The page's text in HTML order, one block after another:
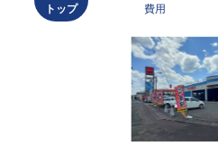
トップ
費用